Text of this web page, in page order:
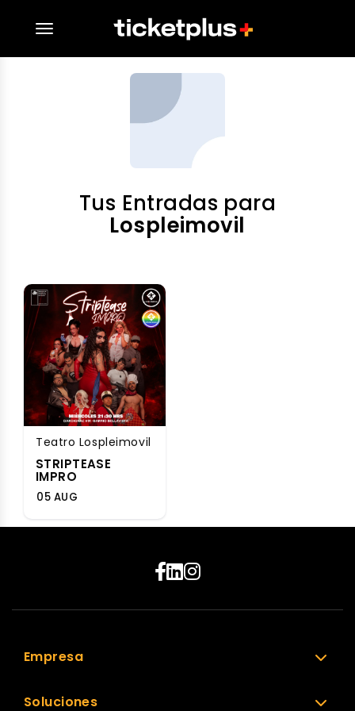
desplegar navegación
Tus Entradas para
Lospleimovil
Teatro Lospleimovil
STRIPTEASE
IMPRO
05 AUG
Empresa
Soluciones